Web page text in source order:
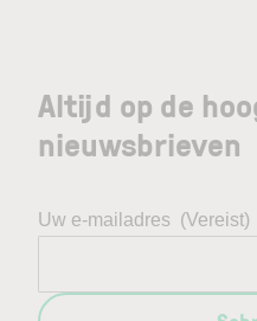
Altijd op de
nieuwsbrieven
Uw e-mailadres (Vereist)